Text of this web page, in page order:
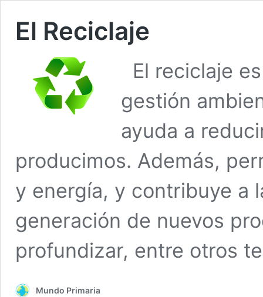
El Reciclaje
El reciclaje
gestión
ayuda a
producimos. Además,
y energía, y contribuye a
generación de nuevos
profundizar, entre otros
Mundo Primaria